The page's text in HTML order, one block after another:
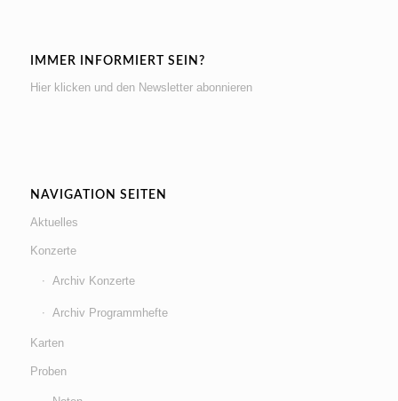
IMMER INFORMIERT SEIN?
Hier klicken und den Newsletter abonnieren
NAVIGATION SEITEN
Aktuelles
Konzerte
Archiv Konzerte
Archiv Programmhefte
Karten
Proben